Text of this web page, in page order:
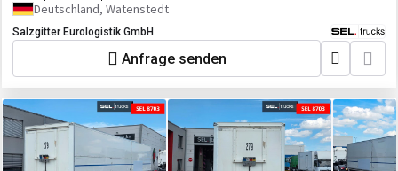
Deutschland, Watenstedt
Salzgitter Eurologistik GmbH
Anfrage senden